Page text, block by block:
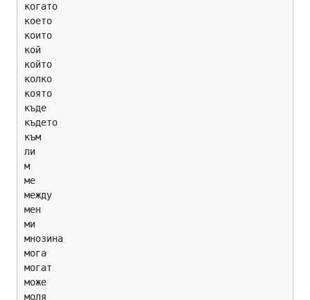
когато
което
които
кой
който
колко
която
къде
където
към
ли
м
ме
между
мен
ми
мнозина
мога
могат
може
моля